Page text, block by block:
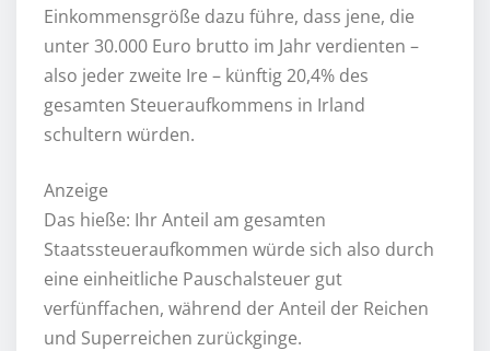
Einkommensgröße dazu führe, dass jene, die
unter 30.000 Euro brutto im Jahr verdienten –
also jeder zweite Ire – künftig 20,4% des
gesamten Steueraufkommens in Irland
schultern würden.
Anzeige
Das hieße: Ihr Anteil am gesamten
Staatssteueraufkommen würde sich also durch
eine einheitliche Pauschalsteuer gut
verfünffachen, während der Anteil der Reichen
und Superreichen zurückginge.